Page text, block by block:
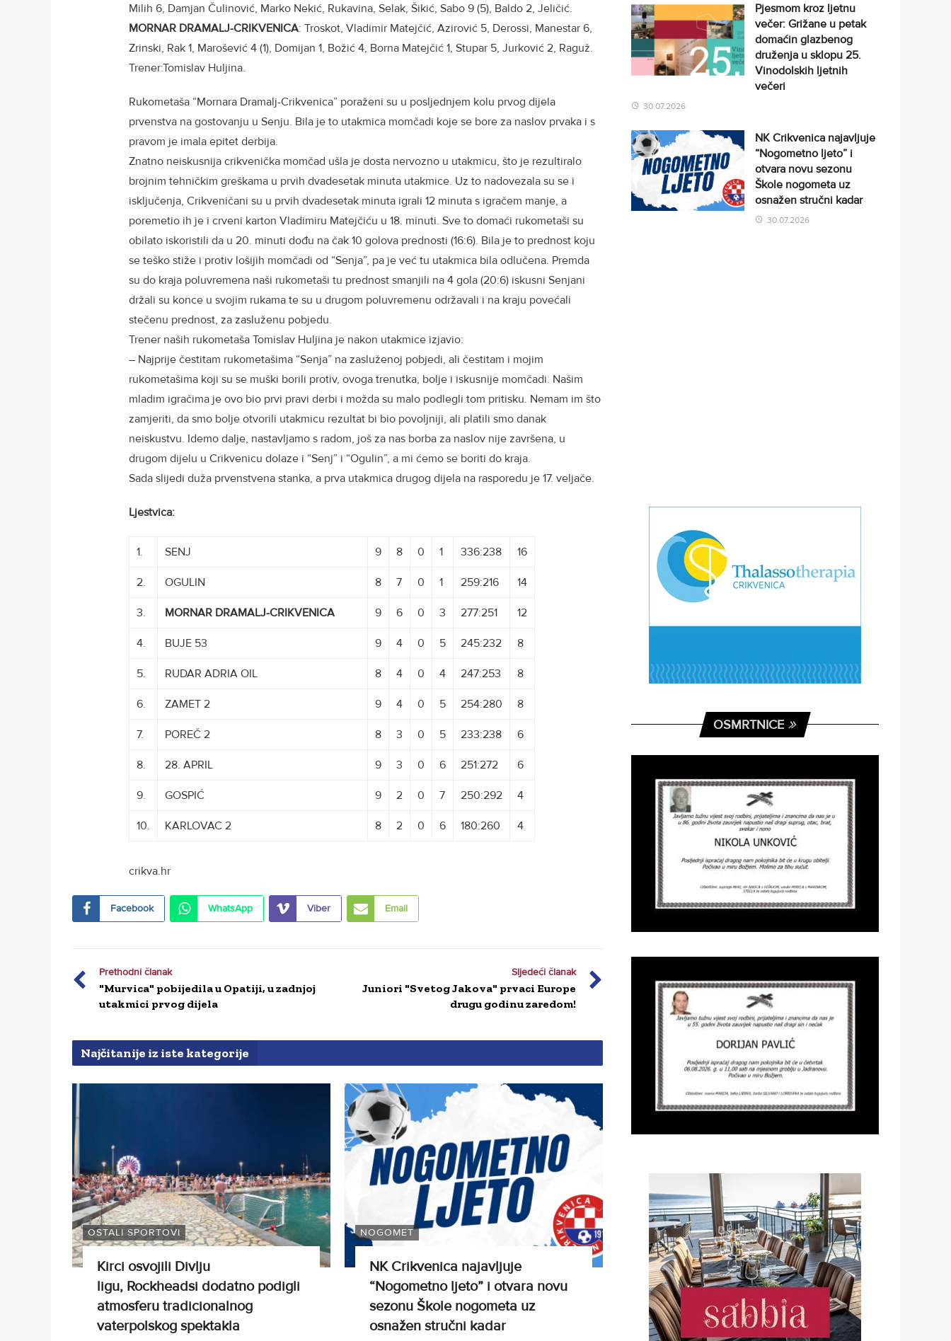
Milih 6, Damjan Čulinović, Marko Nekić, Rukavina, Selak, Šikić, Sabo 9 (5), Baldo 2, Jeličić.
MORNAR DRAMALJ-CRIKVENICA: Troskot, Vladimir Matejčić, Azirović 5, Derossi, Manestar 6,
Zrinski, Rak 1, Marošević 4 (1), Domijan 1, Božić 4, Borna Matejčić 1, Stupar 5, Jurković 2, Raguž.
Trener:Tomislav Huljina.
Rukometaša “Mornara Dramalj-Crikvenica” poraženi su u posljednjem kolu prvog dijela
prvenstva na gostovanju u Senju. Bila je to utakmica momčadi koje se bore za naslov prvaka i s
pravom je imala epitet derbija.
Znatno neiskusnija crikvenička momčad ušla je dosta nervozno u utakmicu, što je rezultiralo
brojnim tehničkim greškama u prvih dvadesetak minuta utakmice. Uz to nadovezala su se i
isključenja, Crikveničani su u prvih dvadesetak minuta igrali 12 minuta s igračem manje, a
poremetio ih je i crveni karton Vladimiru Matejčiću u 18. minuti. Sve to domaći rukometaši su
obilato iskoristili da u 20. minuti dođu na čak 10 golova prednosti (16:6). Bila je to prednost koju
se teško stiže i protiv lošijih momčadi od “Senja”, pa je već tu utakmica bila odlučena. Premda
su do kraja poluvremena naši rukometaši tu prednost smanjili na 4 gola (20:6) iskusni Senjani
držali su konce u svojim rukama te su u drugom poluvremenu održavali i na kraju povećali
stečenu prednost, za zasluženu pobjedu.
Trener naših rukometaša Tomislav Huljina je nakon utakmice izjavio:
– Najprije čestitam rukometašima “Senja” na zasluženoj pobjedi, ali čestitam i mojim
rukometašima koji su se muški borili protiv, ovoga trenutka, bolje i iskusnije momčadi. Našim
mladim igračima je ovo bio prvi pravi derbi i možda su malo podlegli tom pritisku. Nemam im što
zamjeriti, da smo bolje otvorili utakmicu rezultat bi bio povoljniji, ali platili smo danak
neiskustvu. Idemo dalje, nastavljamo s radom, još za nas borba za naslov nije završena, u
drugom dijelu u Crikvenicu dolaze i “Senj” i “Ogulin”, a mi ćemo se boriti do kraja.
Sada slijedi duža prvenstvena stanka, a prva utakmica drugog dijela na rasporedu je 17. veljače.
Ljestvica:
1. SENJ 9 8 0 1 336:238 16
2. OGULIN 8 7 0 1 259:216 14
3. MORNAR DRAMALJ-CRIKVENICA 9 6 0 3 277:251 12
4. BUJE 53 9 4 0 5 245:232 8
5. RUDAR ADRIA OIL 8 4 0 4 247:253 8
6. ZAMET 2 9 4 0 5 254:280 8
7. POREČ 2 8 3 0 5 233:238 6
8. 28. APRIL 9 3 0 6 251:272 6
9. GOSPIĆ 9 2 0 7 250:292 4
10. KARLOVAC 2 8 2 0 6 180:260 4
crikva.hr
Facebook WhatsApp Viber Email
Prethodni članak
"Murvica" pobijedila u Opatiji, u zadnjoj
utakmici prvog dijela
Sljedeći članak
Juniori "Svetog Jakova" prvaci Europe
drugu godinu zaredom!
Najčitanije iz iste kategorije
OSTALI SPORTOVI
Kirci osvojili Divlju
ligu, Rockheadsi dodatno podigli
atmosferu tradicionalnog
vaterpolskog spektakla
NOGOMET
NK Crikvenica najavljuje
“Nogometno ljeto” i otvara novu
sezonu Škole nogometa uz
osnažen stručni kadar
Pjesmom kroz ljetnu
večer: Grižane u petak
domaćin glazbenog
druženja u sklopu 25.
Vinodolskih ljetnih
večeri
30.07.2026
NK Crikvenica najavljuje
“Nogometno ljeto” i
otvara novu sezonu
Škole nogometa uz
osnažen stručni kadar
30.07.2026
OSMRTNICE